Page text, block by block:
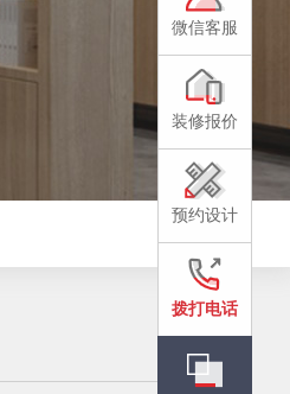
微信客服
装修报价
预约设计
拨打电话